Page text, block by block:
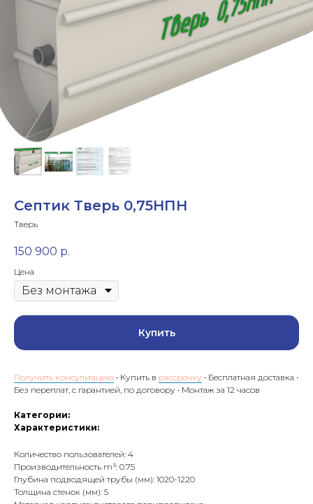
Септик Тверь 0,75НПН
Тверь
150 900 р.
Цена
Купить
Получить консультацию • Купить в рассрочку • Бесплатная доставка •
Без переплат, с гарантией, по договору • Монтаж за 12 часов
Категории:
Характеристики:
Количество пользователей: 4
Производительность m³: 0.75
Глубина подводящей трубы (мм): 1020-1220
Толщина стенок (мм): 5